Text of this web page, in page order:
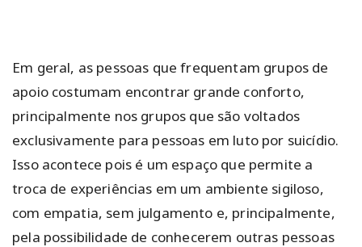
Em geral, as pessoas que frequentam grupos de
apoio costumam encontrar grande conforto,
principalmente nos grupos que são voltados
exclusivamente para pessoas em luto por suicídio.
Isso acontece pois é um espaço que permite a
troca de experiências em um ambiente sigiloso,
com empatia, sem julgamento e, principalmente,
pela possibilidade de conhecerem outras pessoas